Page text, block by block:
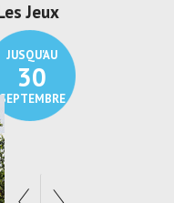
JUSQU'AU
21
Jonas -
...